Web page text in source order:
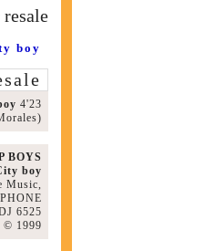
boy
4'23
BOYS
boy
Music,
6525
1999